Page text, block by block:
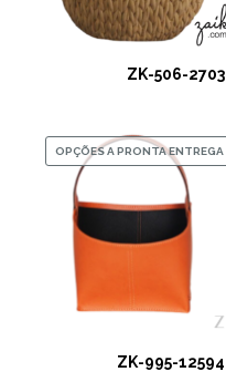
ZK-506-2703
OPÇÕES A PRONTA ENTREGA
ZK-995-12594